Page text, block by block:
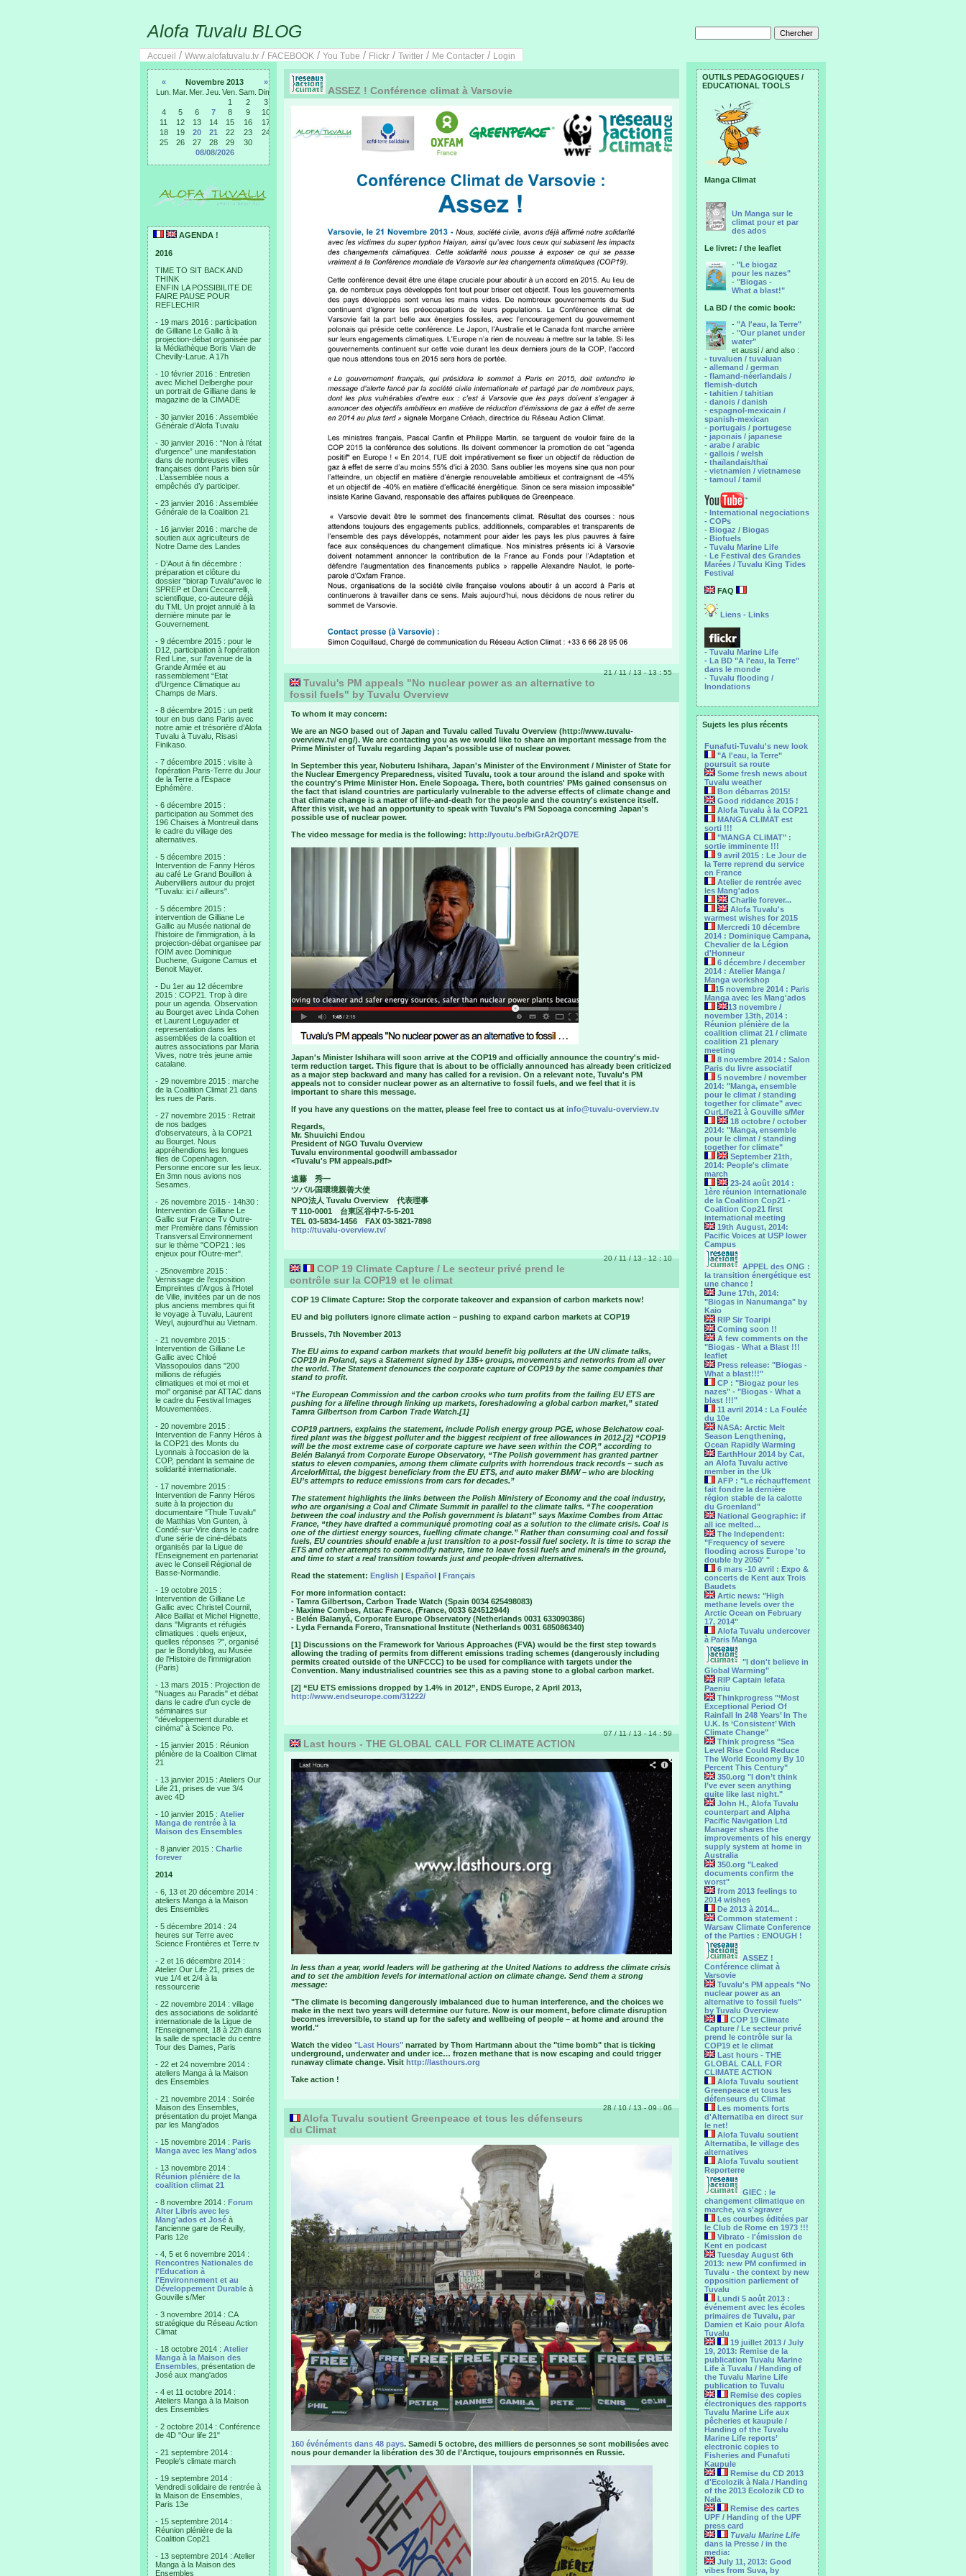
Alofa Tuvalu BLOG
Accueil / Www.alofatuvalu.tv / FACEBOOK / You Tube / Flickr / Twitter / Me Contacter / Login
« Novembre 2013
»
Lun. Mar. Mer. Jeu. Ven. Sam. Dim.
1
2
3
4
5 6 7 8 9
10
11
12 13 14 15 16
17
18
19 20 21 22 23
24
25
26 27 28 29
30
08/08/2026
AGENDA !
2016
TIME TO SIT BACK AND
THINK
ENFIN LA POSSIBILITE DE
FAIRE PAUSE POUR
REFLECHIR
- 19 mars 2016 : participation
de Gilliane Le Gallic à la
projection-débat organisée par
la Médiathèque Boris Vian de
Chevilly-Larue. A 17h
- 10 février 2016 : Entretien
avec Michel Delberghe pour
un portrait de Gilliane dans le
magazine de la CIMADE
- 30 janvier 2016 : Assemblée
Générale d’Alofa Tuvalu
- 30 janvier 2016 : “Non à l’état
d’urgence” une manifestation
dans de nombreuses villes
françaises dont Paris bien sûr
. L’assemblée nous a
empêchés d’y participer.
- 23 janvier 2016 : Assemblée
Générale de la Coalition 21
- 16 janvier 2016 : marche de
soutien aux agriculteurs de
Notre Dame des Landes
- D’Aout à fin décembre :
préparation et clôture du
dossier “biorap Tuvalu“avec le
SPREP et Dani Ceccarrelli,
scientifique, co-auteure déjà
du TML Un projet annulé à la
dernière minute par le
Gouvernement.
- 9 décembre 2015 : pour le
D12, participation à l’opération
Red Line, sur l’avenue de la
Grande Armée et au
rassemblement “Etat
d’Urgence Climatique au
Champs de Mars.
- 8 décembre 2015 : un petit
tour en bus dans Paris avec
notre amie et trésorière d’Alofa
Tuvalu à Tuvalu, Risasi
Finikaso.
- 7 décembre 2015 : visite à
l’opération Paris-Terre du Jour
de la Terre a l’Espace
Ephémère.
- 6 décembre 2015 :
participation au Sommet des
196 Chaises à Montreuil dans
le cadre du village des
alternatives.
- 5 décembre 2015 :
Intervention de Fanny Héros
au café Le Grand Bouillon à
Aubervilliers autour du projet
"Tuvalu: ici / ailleurs".
- 5 décembre 2015 :
intervention de Gilliane Le
Gallic au Musée national de
l’histoire de l’immigration, à la
projection-débat organisee par
l’OIM avec Dominique
Duchene, Guigone Camus et
Benoit Mayer.
- Du 1er au 12 décembre
2015 : COP21. Trop à dire
pour un agenda. Observation
au Bourget avec Linda Cohen
et Laurent Leguyader et
representation dans les
assemblées de la coalition et
autres associations par Maria
Vives, notre très jeune amie
catalane.
- 29 novembre 2015 : marche
de la Coalition Climat 21 dans
les rues de Paris.
- 27 novembre 2015 : Retrait
de nos badges
d’observateurs, à la COP21
au Bourget. Nous
appréhendions les longues
files de Copenhagen.
Personne encore sur les lieux.
En 3mn nous avions nos
Sesames.
- 26 novembre 2015 - 14h30 :
Intervention de Gilliane Le
Gallic sur France Tv Outre-
mer Première dans l'émission
Transversal Environnement
sur le thème "COP21 : les
enjeux pour l'Outre-mer".
- 25novembre 2015 :
Vernissage de l’exposition
Empreintes d’Argos à l’Hotel
de Ville, invitées par un de nos
plus anciens membres qui fit
le voyage à Tuvalu, Laurent
Weyl, aujourd’hui au Vietnam.
- 21 novembre 2015 :
Intervention de Gilliane Le
Gallic avec Chloé
Vlassopoulos dans "200
millions de réfugiés
climatiques et moi et moi et
moi" organisé par ATTAC dans
le cadre du Festival Images
Mouvementées.
- 20 novembre 2015 :
Intervention de Fanny Héros à
la COP21 des Monts du
Lyonnais à l'occasion de la
COP, pendant la semaine de
solidarité internationale.
- 17 novembre 2015 :
Intervention de Fanny Héros
suite à la projection du
documentaire "Thule Tuvalu"
de Matthias Von Gunten, à
Condé-sur-Vire dans le cadre
d'une série de ciné-débats
organisés par la Ligue de
l'Enseignement en partenariat
avec le Conseil Régional de
Basse-Normandie.
- 19 octobre 2015 :
Intervention de Gilliane Le
Gallic avec Christel Cournil,
Alice Baillat et Michel Hignette,
dans "Migrants et réfugiés
climatiques : quels enjeux,
quelles réponses ?", organisé
par le Bondyblog, au Musée
de l'Histoire de l'immigration
(Paris)
- 13 mars 2015 : Projection de
"Nuages au Paradis" et débat
dans le cadre d'un cycle de
séminaires sur
"développement durable et
cinéma" à Science Po.
- 15 janvier 2015 : Réunion
plénière de la Coalition Climat
21
- 13 janvier 2015 : Ateliers Our
Life 21, prises de vue 3/4
avec 4D
- 10 janvier 2015 : Atelier
Manga de rentrée à la
Maison des Ensembles
- 8 janvier 2015 : Charlie
forever
2014
- 6, 13 et 20 décembre 2014 :
ateliers Manga à la Maison
des Ensembles
- 5 décembre 2014 : 24
heures sur Terre avec
Science Frontières et Terre.tv
- 2 et 16 décembre 2014 :
Atelier Our Life 21, prises de
vue 1/4 et 2/4 à la
ressourcerie
- 22 novembre 2014 : village
des associations de solidarité
internationale de la Ligue de
l'Enseignement, 18 à 22h dans
la salle de spectacle du centre
Tour des Dames, Paris
- 22 et 24 novembre 2014 :
ateliers Manga à la Maison
des Ensembles
- 21 novembre 2014 : Soirée
Maison des Ensembles,
présentation du projet Manga
par les Mang'ados
- 15 novembre 2014 : Paris
Manga avec les Mang'ados
- 13 novembre 2014 :
Réunion plénière de la
coalition climat 21
- 8 novembre 2014 : Forum
Alter Libris avec les
Mang'ados et José à
l'ancienne gare de Reuilly,
Paris 12e
- 4, 5 et 6 novembre 2014 :
Rencontres Nationales de
l'Education à
l'Environnement et au
Développement Durable à
Gouville s/Mer
- 3 novembre 2014 : CA
stratégique du Réseau Action
Climat
- 18 octobre 2014 : Atelier
Manga à la Maison des
Ensembles , présentation de
José aux mang'ados
- 4 et 11 octobre 2014 :
Ateliers Manga à la Maison
des Ensembles
- 2 octobre 2014 : Conférence
de 4D "Our life 21"
- 21 septembre 2014 :
People's climate march
- 19 septembre 2014 :
Vendredi solidaire de rentrée à
la Maison de Ensembles,
Paris 13e
- 15 septembre 2014 :
Réunion plénière de la
Coalition Cop21
- 13 septembre 2014 : Atelier
Manga à la Maison des
Ensembles
OUTILS PEDAGOGIQUES /
EDUCATIONAL TOOLS
Manga Climat
Un Manga sur le
climat pour et par
des ados
Le livret: / the leaflet
- "Le biogaz
pour les nazes"
- "Biogas -
What a blast!"
La BD / the comic book:
- "A l'eau, la Terre"
- "Our planet under
water"
et aussi / and also :
- tuvaluen / tuvaluan
- allemand / german
- flamand-néerlandais /
flemish-dutch
- tahitien / tahitian
- danois / danish
- espagnol-mexicain /
spanish-mexican
- portugais / portugese
- japonais / japanese
- arabe / arabic
- gallois / welsh
- thaïlandais/thaï
- vietnamien / vietnamese
- tamoul / tamil
- International negociations
- COPs
- Biogaz / Biogas
- Biofuels
- Tuvalu Marine Life
- Le Festival des Grandes
Marées / Tuvalu King Tides
Festival
FAQ
Liens - Links
- Tuvalu Marine Life
- La BD "A l'eau, la Terre"
dans le monde
- Tuvalu flooding /
Inondations
Sujets les plus récents
Funafuti-Tuvalu's new look
"A l'eau, la Terre"
poursuit sa route
Some fresh news about
Tuvalu weather
Bon débarras 2015!
Good riddance 2015 !
Alofa Tuvalu à la COP21
MANGA CLIMAT est
sorti !!!
"MANGA CLIMAT" :
sortie imminente !!!
9 avril 2015 : Le Jour de
la Terre reprend du service
en France
Atelier de rentrée avec
les Mang'ados
Charlie forever...
Alofa Tuvalu's
warmest wishes for 2015
Mercredi 10 décembre
2014 : Dominique Campana,
Chevalier de la Légion
d'Honneur
6 décembre / december
2014 : Atelier Manga /
Manga workshop
15 novembre 2014 : Paris
Manga avec les Mang'ados
13 novembre /
november 13th, 2014 :
Réunion plénière de la
coalition climat 21 / climate
coalition 21 plenary
meeting
8 novembre 2014 : Salon
Paris du livre associatif
5 novembre / november
2014: "Manga, ensemble
pour le climat / standing
together for climate" avec
OurLife21 à Gouville s/Mer
18 octobre / october
2014: "Manga, ensemble
pour le ‎climat / standing
together for climate"
September 21th,
2014: People's climate
march
23-24 août 2014 :
1ère réunion internationale
de la Coalition Cop21 -
Coalition Cop21 first
international meeting
19th August, 2014:
Pacific Voices at USP lower
Campus
APPEL des ONG :
la transition énergétique est
une chance !
June 17th, 2014:
"Biogas in Nanumanga" by
Kaio
RIP Sir Toaripi
Coming soon !!
A few comments on the
"Biogas - What a Blast !!!
leaflet
Press release: "Biogas -
What a blast!!!"
CP : "Biogaz pour les
nazes" - "Biogas - What a
blast !!!"
11 avril 2014 : La Foulée
du 10e
NASA: Arctic Melt
Season Lengthening,
Ocean Rapidly Warming
EarthHour 2014 by Cat,
an Alofa Tuvalu active
member in the Uk
AFP : "Le réchauffement
fait fondre la dernière
région stable de la calotte
du Groenland"
National Geographic: if
all ice melted...
The Independent:
"Frequency of severe
flooding across Europe 'to
double by 2050' "
6 mars -10 avril : Expo &
concerts de Kent aux Trois
Baudets
Artic news: "High
methane levels over the
Arctic Ocean on February
17, 2014"
Alofa Tuvalu undercover
à Paris Manga
"I don't believe in
Global Warming"
RIP Captain Iefata
Paeniu
Thinkprogress "‘Most
Exceptional Period Of
Rainfall In 248 Years’ In The
U.K. Is ‘Consistent’ With
Climate Change"
Think progress "Sea
Level Rise Could Reduce
The World Economy By 10
Percent This Century"
350.org "I don’t think
I’ve ever seen anything
quite like last night."
John H., Alofa Tuvalu
counterpart and Alpha
Pacific Navigation Ltd
Manager shares the
improvements of his energy
supply system at home in
Australia
350.org "Leaked
documents confirm the
worst"
from 2013 feelings to
2014 wishes
De 2013 à 2014...
Common statement :
Warsaw Climate Conference
of the Parties : ENOUGH !
ASSEZ !
Conférence climat à
Varsovie
Tuvalu's PM appeals "No
nuclear power as an
alternative to fossil fuels"
by Tuvalu Overview
COP 19 Climate
Capture / Le secteur privé
prend le contrôle sur la
COP19 et le climat
Last hours - THE
GLOBAL CALL FOR
CLIMATE ACTION
Alofa Tuvalu soutient
Greenpeace et tous les
défenseurs du Climat
Les moments forts
d'Alternatiba en direct sur
le net!
Alofa Tuvalu soutient
Alternatiba, le village des
alternatives
Alofa Tuvalu soutient
Reporterre
GIEC : le
changement climatique en
marche, va s'agraver
Les courbes éditées par
le Club de Rome en 1973 !!!
Vibrato - l'émission de
Kent en podcast
Tuesday August 6th
2013: new PM confirmed in
Tuvalu - the context by new
opposition parliement of
Tuvalu
Lundi 5 août 2013 :
événement avec les écoles
primaires de Tuvalu, par
Damien et Kaio pour Alofa
Tuvalu
19 juillet 2013 / July
19, 2013: Remise de la
publication Tuvalu Marine
Life à Tuvalu / Handing of
the Tuvalu Marine Life
publication to Tuvalu
Remise des copies
électroniques des rapports
Tuvalu Marine Life aux
pêcheries et kaupule /
Handing of the Tuvalu
Marine Life reports’
electronic copies to
Fisheries and Funafuti
Kaupule
Remise du CD 2013
d'Ecolozik à Nala / Handing
of the 2013 Ecolozik CD to
Nala
Remise des cartes
UPF / Handing of the UPF
press card
Tuvalu Marine Life
dans la Presse / in the
media:
July 11, 2013: Good
vibes from Suva, by
ASSEZ ! Conférence climat à Varsovie
21 / 11 / 13 - 13 : 55
Tuvalu's PM appeals "No nuclear power as an alternative to
fossil fuels" by Tuvalu Overview
To whom it may concern:
We are an NGO based out of Japan and Tuvalu called Tuvalu Overview (http://www.tuvalu-
overview.tv/ eng/). We are contacting you as we would like to share an important message from the
Prime Minister of Tuvalu regarding Japan's possible use of nuclear power.
In September this year, Nobuteru Ishihara, Japan's Minister of the Environment / Minister of State for
the Nuclear Emergency Preparedness, visited Tuvalu, took a tour around the island and spoke with
the country's Prime Minister Hon. Enele Sopoaga. There, both countries' PMs gained consensus on
the fact that island countries are particularly vulnerable to the adverse effects of climate change and
that climate change is a matter of life-and-death for the people and the country's existence itself.
After this visit, we had an opportunity to speak with Tuvalu's PM Sopoaga concerning Japan's
possible use of nuclear power.
The video message for media is the following: http://youtu.be/biGrA2rQD7E
Japan's Minister Ishihara will soon arrive at the COP19 and officially announce the country's mid-
term reduction target. This figure that is about to be officially announced has already been criticized
as a major step backward and many has called for a revision. On a relevant note, Tuvalu's PM
appeals not to consider nuclear power as an alternative to fossil fuels, and we feel that it is
important to share this message.
If you have any questions on the matter, please feel free to contact us at info@tuvalu-overview.tv
Regards,
Mr. Shuuichi Endou
President of NGO Tuvalu Overview
Tuvalu environmental goodwill ambassador
<Tuvalu's PM appeals.pdf>
遠藤 秀一
ツバル国環境親善大使
NPO法人 Tuvalu Overview 代表理事
〒110-0001 台東区谷中7-5-5-201
TEL 03-5834-1456 FAX 03-3821-7898
http://tuvalu-overview.tv/
20 / 11 / 13 - 12 : 10
COP 19 Climate Capture / Le secteur privé prend le
contrôle sur la COP19 et le climat
COP 19 Climate Capture: Stop the corporate takeover and expansion of carbon markets now!
EU and big polluters ignore climate action – pushing to expand carbon markets at COP19
Brussels, 7th November 2013
The EU aims to expand carbon markets that would benefit big polluters at the UN climate talks,
COP19 in Poland, says a Statement signed by 135+ groups, movements and networks from all over
the world. The Statement denounces the corporate capture of COP19 by the same companies that
stand to profit.
“The European Commission and the carbon crooks who turn profits from the failing EU ETS are
pushing for a lifeline through linking up markets, foreshadowing a global carbon market,” stated
Tamra Gilbertson from Carbon Trade Watch.[1]
COP19 partners, explains the statement, include Polish energy group PGE, whose Belchatow coal-
fired plant was the biggest polluter and the biggest recipient of free allowances in 2012.[2] “COP19
will be the most extreme case of corporate capture we have seen within the COP,” according to
Belén Balanyá from Corporate Europe Observatory, “The Polish government has granted partner
status to eleven companies, among them climate culprits with horrendous track records – such as
ArcelorMittal, the biggest beneficiary from the EU ETS, and auto maker BMW – who are blocking
EU’s attempts to reduce emissions from cars for decades.”
The statement highlights the links between the Polish Ministery of Economy and the coal industry,
who are organising a Coal and Climate Summit in parallel to the climate talks. “The cooperation
between the coal industry and the Polish government is blatant” says Maxime Combes from Attac
France, “they have drafted a communiqué promoting coal as a solution to the climate crisis. Coal is
one of the dirtiest energy sources, fuelling climate change.” Rather than consuming coal and fossil
fuels, EU countries should enable a just transition to a post-fossil fuel society. It is time to scrap the
ETS and other attempts to commodify nature, time to leave fossil fuels and minerals in the ground,
and time to start a real transition towards just and people-driven alternatives.
Read the statement: English | Español | Français
For more information contact:
- Tamra Gilbertson, Carbon Trade Watch (Spain 0034 625498083)
- Maxime Combes, Attac France, (France, 0033 624512944)
- Belén Balanyá, Corporate Europe Observatory (Netherlands 0031 633090386)
- Lyda Fernanda Forero, Transnational Institute (Netherlands 0031 685086340)
[1] Discussions on the Framework for Various Approaches (FVA) would be the first step towards
allowing the trading of permits from different emissions trading schemes (dangerously including
permits created outside of the UNFCCC) to be used for compliance with targets under the
Convention. Many industrialised countries see this as a paving stone to a global carbon market.
[2] “EU ETS emissions dropped by 1.4% in 2012”, ENDS Europe, 2 April 2013,
http://www.endseurope.com/31222/
07 / 11 / 13 - 14 : 59
Last hours - THE GLOBAL CALL FOR CLIMATE ACTION
In less than a year, world leaders will be gathering at the United Nations to address the climate crisis
and to set the ambition levels for international action on climate change. Send them a strong
message:
"The climate is becoming dangerously imbalanced due to human interference, and the choices we
make in the next two years will determine our future. Now is our moment, before climate disruption
becomes irreversible, to stand up for the safety and wellbeing of people – at home and around the
world."
Watch the video "Last Hours" narrated by Thom Hartmann about the "time bomb" that is ticking
underground, underwater and under ice… frozen methane that is now escaping and could trigger
runaway climate change. Visit http://lasthours.org
Take action !
28 / 10 / 13 - 09 : 06
Alofa Tuvalu soutient Greenpeace et tous les défenseurs
du Climat
160 événéments dans 48 pays. Samedi 5 octobre, des milliers de personnes se sont mobilisées avec
nous pour demander la libération des 30 de l’Arctique, toujours emprisonnés en Russie.